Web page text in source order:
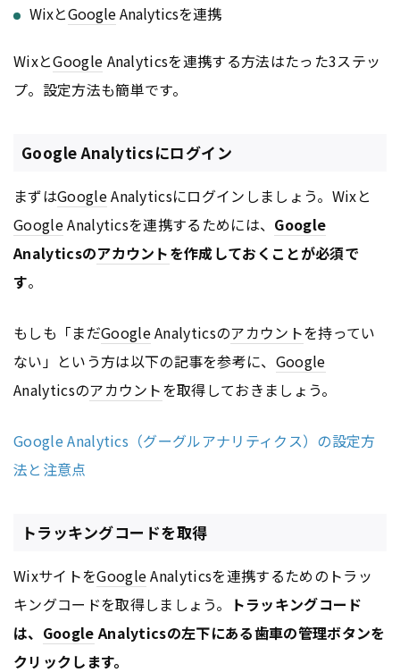
WixとGoogleAnalyticsを連携
WixとGoogle Analyticsを連携する方法はたった3ステッ
プ。設定方法も簡単です。
Google Analyticsにログイン
まずはGoogleAnalyticsにログインしましょう。Wixと
GoogleAnalyticsを連携するためには、 Google
Analyticsのアカウントを作成しておくことが必須で
す。
もしも「まだGoogleAnalyticsのアカウントを持ってい
ない」という方は以下の記事を参考に、 Google
Analyticsのアカウントを取得しておきましょう。
Google Analytics（グーグルアナリティクス）の設定方
法と注意点
トラッキングコードを取得
WixサイトをGoogleAnalyticsを連携するためのトラッ
キングコードを取得しましょう。
トラッキングコード
は、 GoogleAnalyticsの左下にある歯車の管理ボタンを
クリックします。